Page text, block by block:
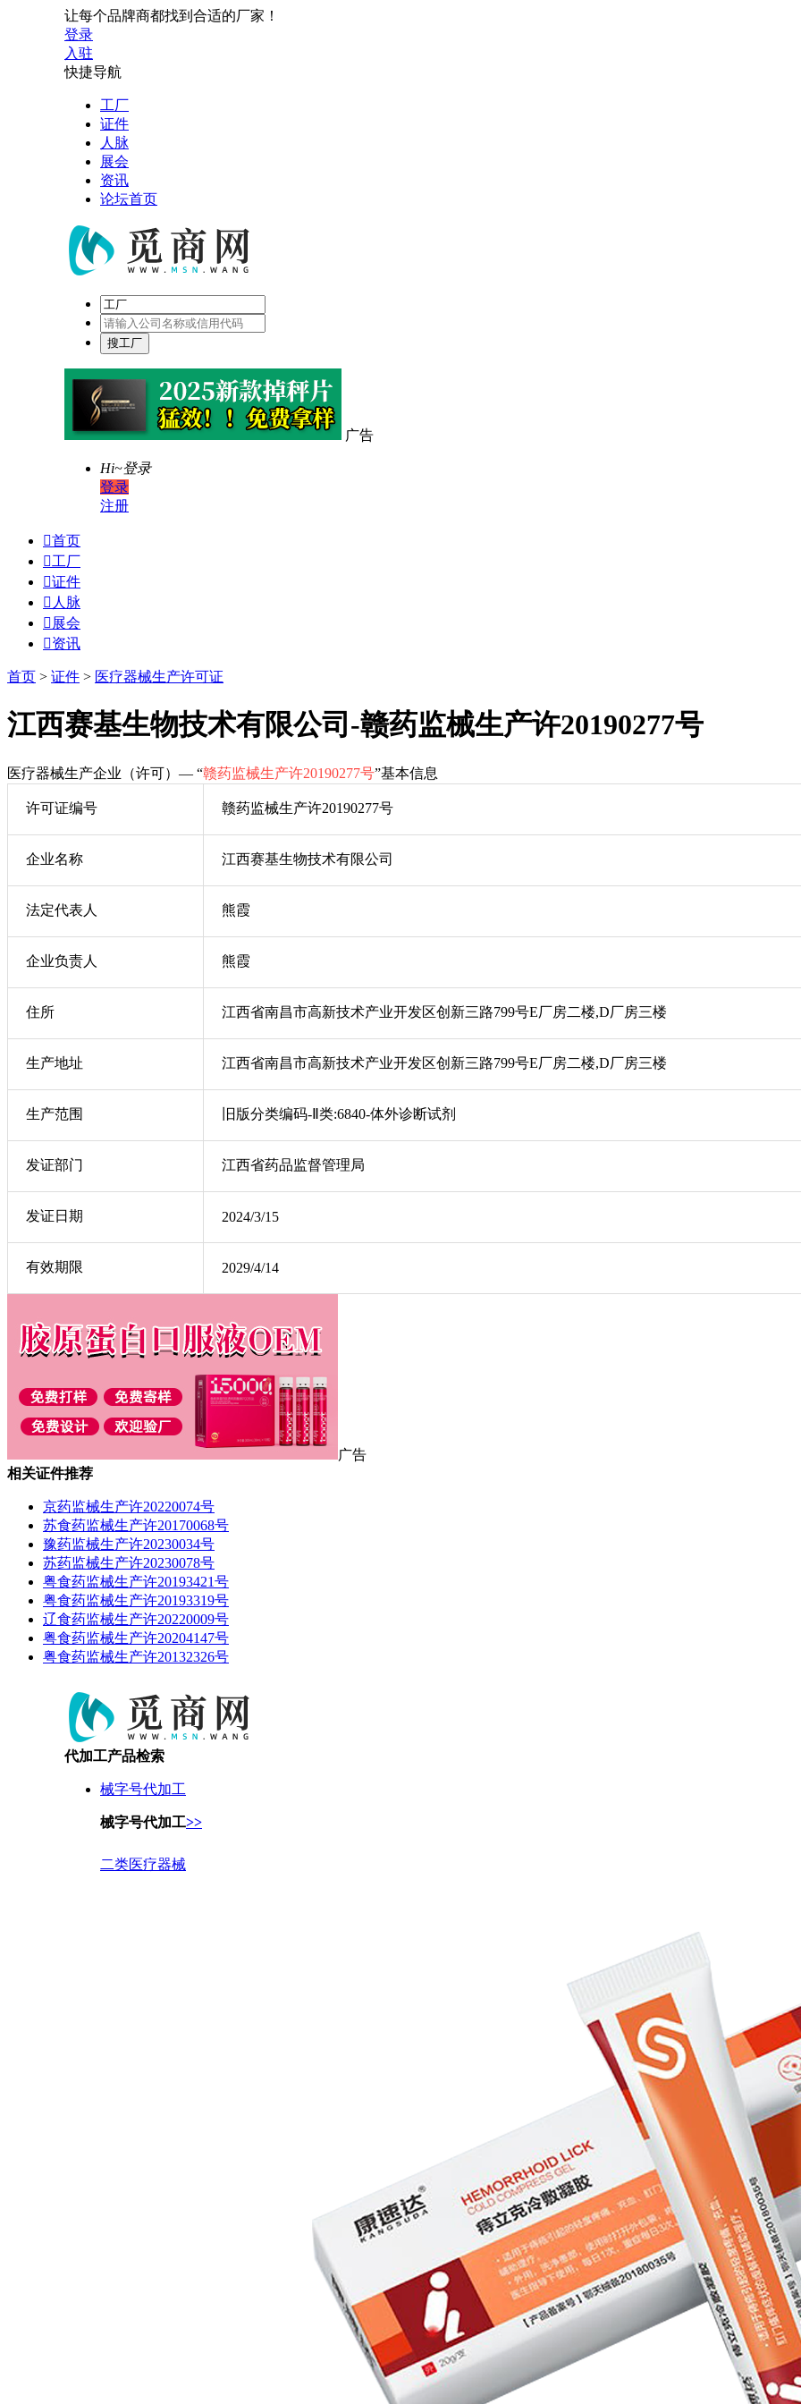
让每个品牌商都找到合适的厂家！
登录
入驻
快捷导航
工厂
证件
人脉
展会
资讯
论坛首页
广告
Hi~登录
登录
注册
首页
工厂
证件
 人脉
 展会
资讯
首页 > 证件 > 医疗器械生产许可证
江西赛基生物技术有限公司-赣药监械生产许20190277号
医疗器械生产企业（许可）— “赣药监械生产许20190277号”基本信息
许可证编号 赣药监械生产许20190277号
企业名称 江西赛基生物技术有限公司
法定代表人 熊霞
企业负责人 熊霞
住所 江西省南昌市高新技术产业开发区创新三路799号E厂房二楼,D厂房三楼
生产地址 江西省南昌市高新技术产业开发区创新三路799号E厂房二楼,D厂房三楼
生产范围 旧版分类编码-Ⅱ类:6840-体外诊断试剂
发证部门 江西省药品监督管理局
发证日期 2024/3/15
有效期限 2029/4/14
广告
相关证件推荐
京药监械生产许20220074号
苏食药监械生产许20170068号
豫药监械生产许20230034号
苏药监械生产许20230078号
粤食药监械生产许20193421号
粤食药监械生产许20193319号
辽食药监械生产许20220009号
粤食药监械生产许20204147号
粤食药监械生产许20132326号
代加工产品检索
械字号代加工
械字号代加工>>
二类医疗器械